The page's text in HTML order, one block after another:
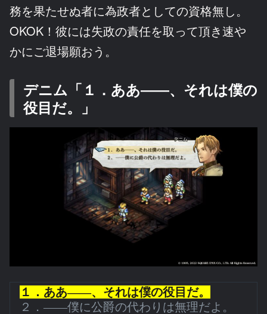
務を果たせぬ者に為政者としての資格無し。
OKOK！彼には失政の責任を取って頂き速や
かにご退場願おう。
デニム「１．ああ――、それは僕の
役目だ。」
１．ああ――、それは僕の役目だ。
２．――僕に公爵の代わりは無理だよ。